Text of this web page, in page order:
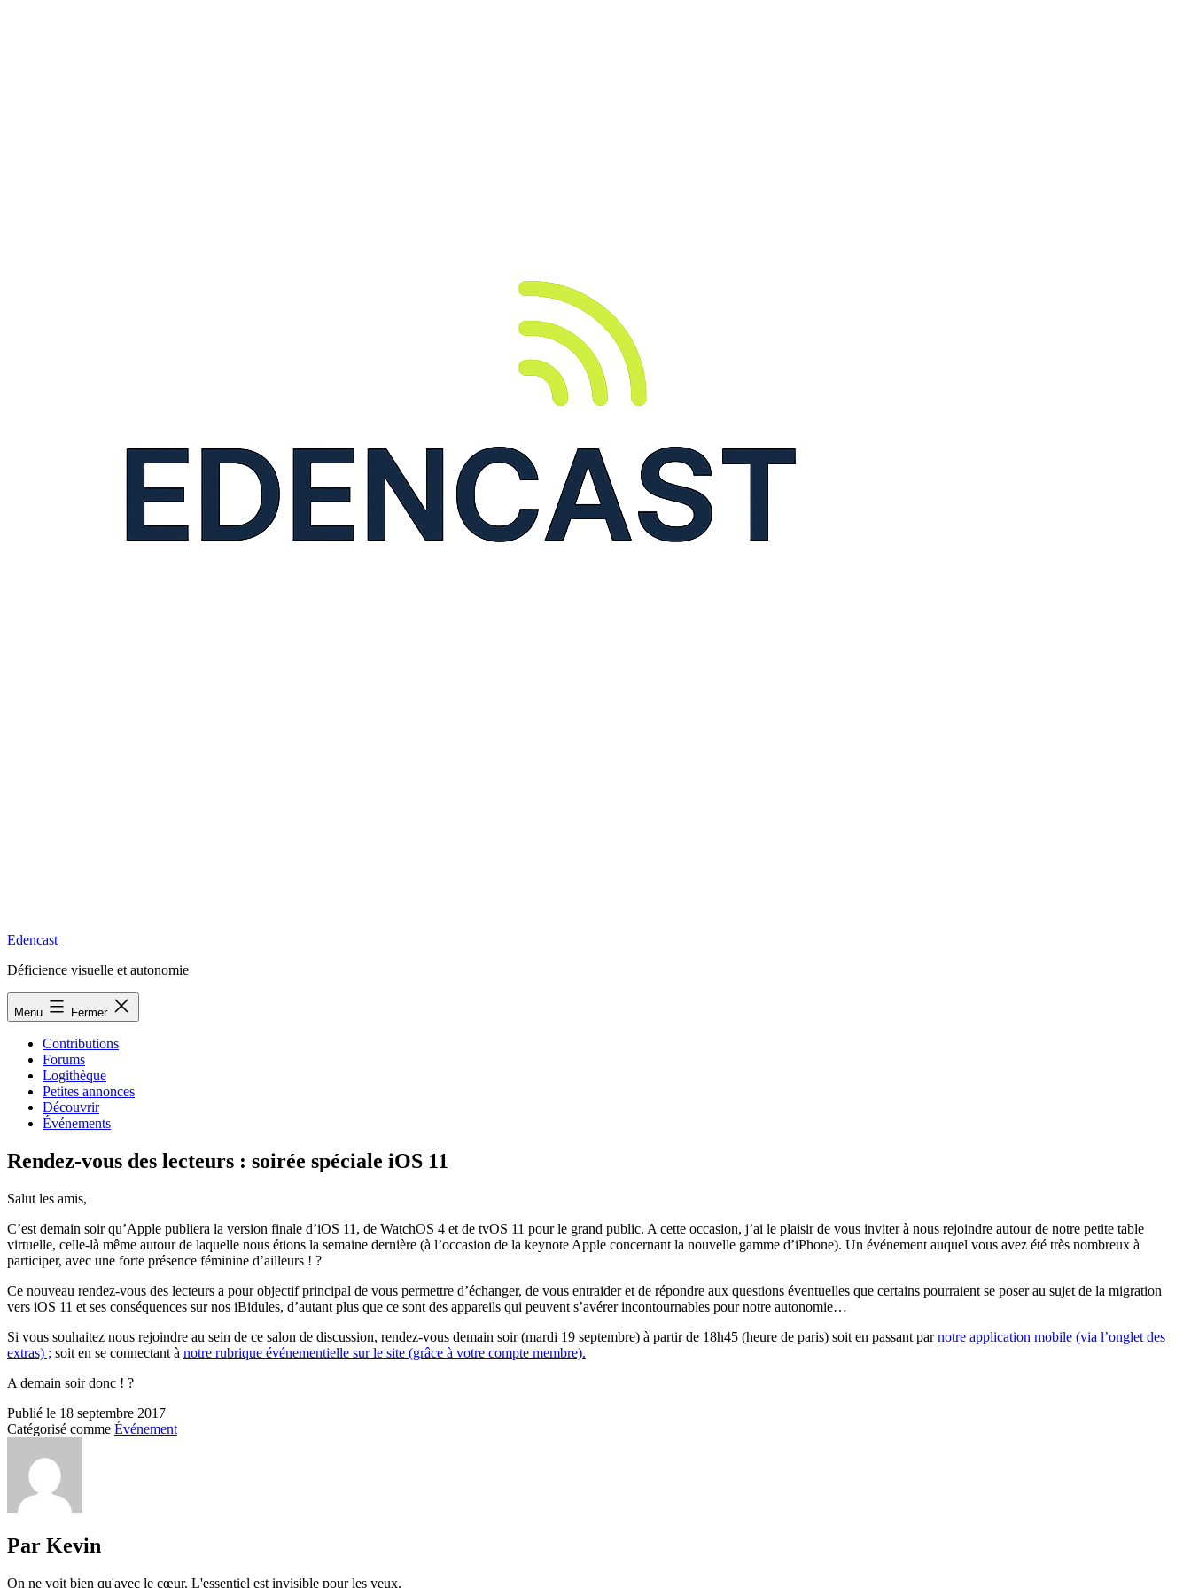
Edencast
Déficience visuelle et autonomie
Menu Fermer
Contributions
Forums
Logithèque
Petites annonces
Découvrir
Événements
Rendez-vous des lecteurs : soirée spéciale iOS 11
Salut les amis,
C’est demain soir qu’Apple publiera la version finale d’iOS 11, de WatchOS 4 et de tvOS 11 pour le grand public. A cette occasion, j’ai le plaisir de vous inviter à nous rejoindre autour de notre petite table
virtuelle, celle-là même autour de laquelle nous étions la semaine dernière (à l’occasion de la keynote Apple concernant la nouvelle gamme d’iPhone). Un événement auquel vous avez été très nombreux à
participer, avec une forte présence féminine d’ailleurs ! ?
Ce nouveau rendez-vous des lecteurs a pour objectif principal de vous permettre d’échanger, de vous entraider et de répondre aux questions éventuelles que certains pourraient se poser au sujet de la migration
vers iOS 11 et ses conséquences sur nos iBidules, d’autant plus que ce sont des appareils qui peuvent s’avérer incontournables pour notre autonomie…
Si vous souhaitez nous rejoindre au sein de ce salon de discussion, rendez-vous demain soir (mardi 19 septembre) à partir de 18h45 (heure de paris) soit en passant parnotre application mobile (via l’onglet des
extras) ; soit en se connectant à notre rubrique événementielle sur le site (grâce à votre compte membre).
A demain soir donc ! ?
Publié le 18 septembre 2017
Catégorisé comme Événement
Par Kevin
On ne voit bien qu'avec le cœur. L'essentiel est invisible pour les yeux.